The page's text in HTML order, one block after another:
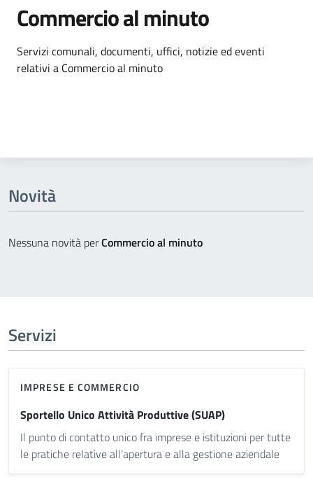
Commercio al minuto
Dettagli dell'argomento
Servizi comunali, documenti, uffici, notizie ed eventi
relativi a Commercio al minuto
Novità
Nessuna novità perCommercio al minuto
Servizi
IMPRESE E COMMERCIO
Sportello Unico Attività Produttive (SUAP)
Il punto di contatto unico fra imprese e istituzioni per tutte
le pratiche relative all’apertura e alla gestione aziendale